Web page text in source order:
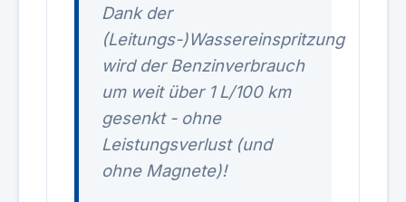
Dank der
(Leitungs-)Wassereinspritzung
wird der Benzinverbrauch
um weit über 1 L/100 km
gesenkt - ohne
Leistungsverlust (und
ohne Magnete)!